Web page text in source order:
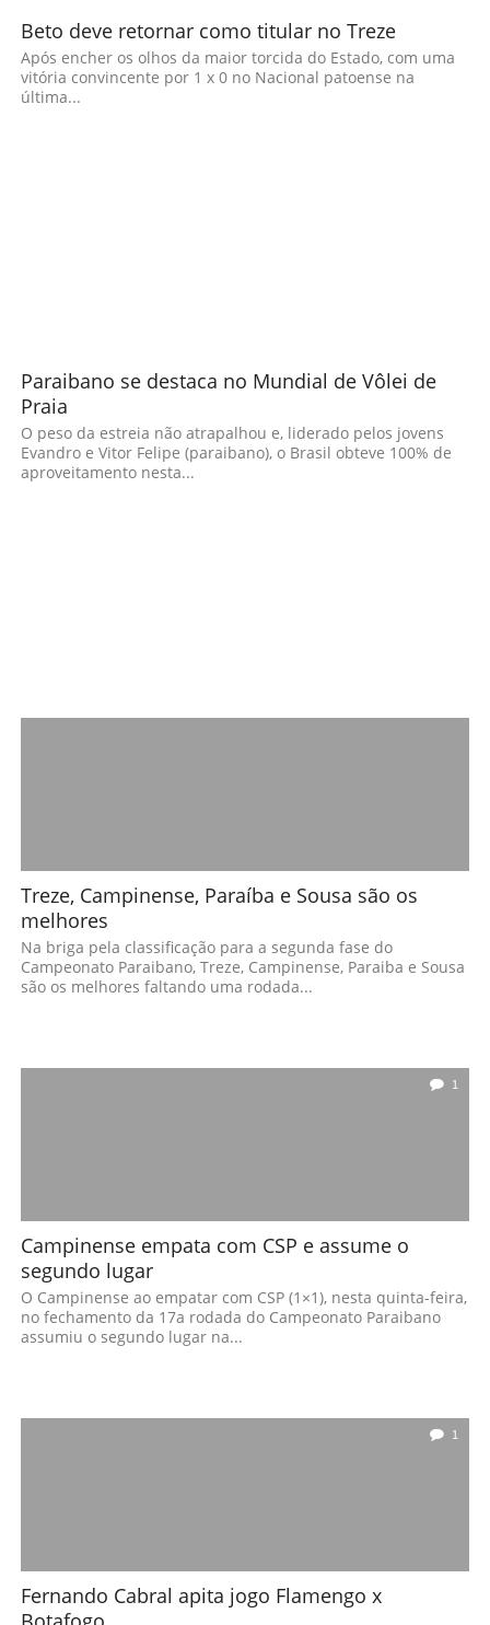
Beto deve retornar como titular no Treze
Após encher os olhos da maior torcida do Estado, com uma
vitória convincente por 1 x 0 no Nacional patoense na
última...
Paraibano se destaca no Mundial de Vôlei de
Praia
O peso da estreia não atrapalhou e, liderado pelos jovens
Evandro e Vitor Felipe (paraibano), o Brasil obteve 100% de
aproveitamento nesta...
Treze, Campinense, Paraíba e Sousa são os
melhores
Na briga pela classificação para a segunda fase do
Campeonato Paraibano, Treze, Campinense, Paraiba e Sousa
são os melhores faltando uma rodada...
1
Campinense empata com CSP e assume o
segundo lugar
O Campinense ao empatar com CSP (1×1), nesta quinta-feira,
no fechamento da 17a rodada do Campeonato Paraibano
assumiu o segundo lugar na...
1
Fernando Cabral apita jogo Flamengo x